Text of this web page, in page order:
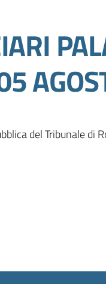
del Tribunale di